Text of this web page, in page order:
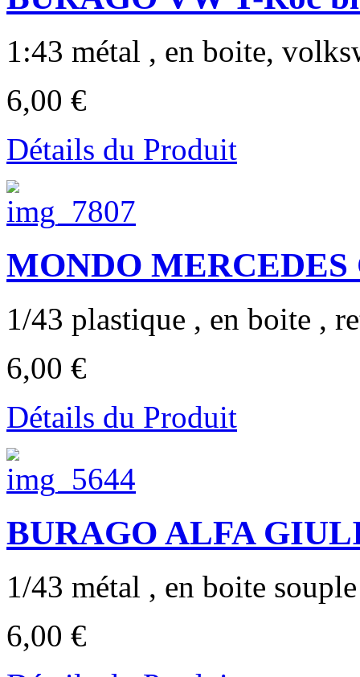
1:43 métal , en boite,
6,00 €
Détails du Produit
MONDO MERCEDES
1/43 plastique , en boite ,
6,00 €
Détails du Produit
BURAGO ALFA
1/43 métal , en boite
6,00 €